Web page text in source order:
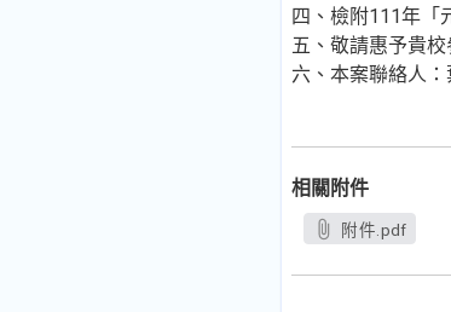
四、檢附111年「
五、敬請惠予貴校
六、本案聯絡人
相關附件
附件.pdf